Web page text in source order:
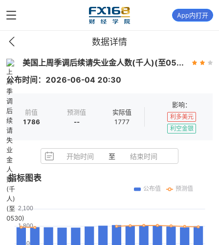
App内打开
数据详情
美国上周季调后续请失业金人数(千人)(至05...
公布时间： 2026-06-04 20:30
前值
1786
预测值
--
实际值
1777
影响：
利多美元
利空金银
开始时间 至 结束时间
指标图表